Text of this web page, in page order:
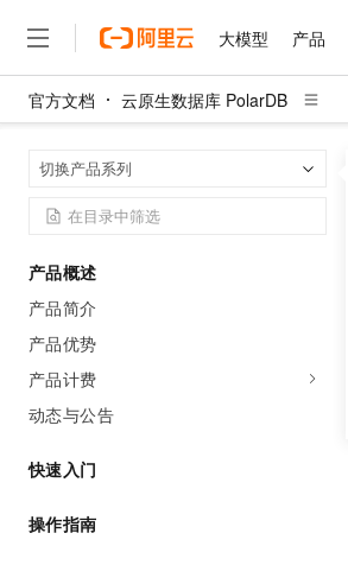
大模型 产品
官方文档 云原生数据库 PolarDB
切换产品系列
产品概述
产品简介
产品优势
产品计费
动态与公告
快速入门
操作指南
大模型
产品
精选产品
人工智能与机器学习
容器
存储
解决方案
精选解决方案
AI
大数据
现代化应用
权益
定价
云市场
伙伴
服务
了解阿里云